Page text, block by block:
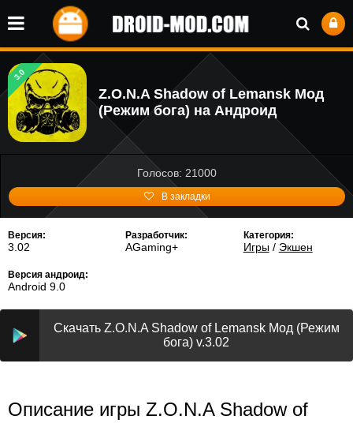
3.0
Z.O.N.A Shadow of Lemansk Мод
(Режим бога) на Андроид
Голосов: 21000
В закладки
Версия:
3.02
Разработчик:
AGaming+
Категория:
Игры/ Экшен
Версия андроид:
Android 9.0
Скачать Z.O.N.A Shadow of Lemansk Мод (Режим
бога) v.3.02
Описание игры Z.O.N.A Shadow of